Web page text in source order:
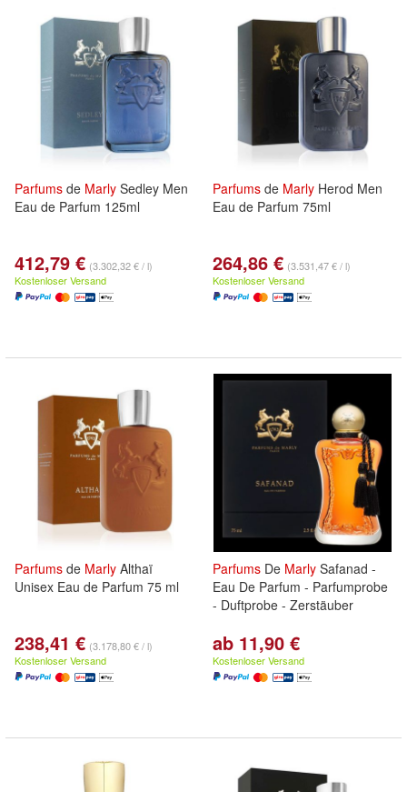
Parfums de Marly Sedley Men
Eau de Parfum 125ml
412,79 € (3.302,32 € / l)
Kostenloser Versand
Parfums de Marly Herod Men
Eau de Parfum 75ml
264,86 € (3.531,47 € / l)
Kostenloser Versand
Parfums de Marly Althaï
Unisex Eau de Parfum 75 ml
238,41 € (3.178,80 € / l)
Kostenloser Versand
Parfums De Marly Safanad -
Eau De Parfum - Parfumprobe
- Duftprobe - Zerstäuber
ab 11,90 €
Kostenloser Versand